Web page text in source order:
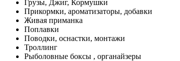
Грузы, Джиг, Кормушки
Прикормки, ароматизаторы, добавки
Живая приманка
Поплавки
Поводки, оснастки, монтажи
Троллинг
Рыболовные боксы , органайзеры